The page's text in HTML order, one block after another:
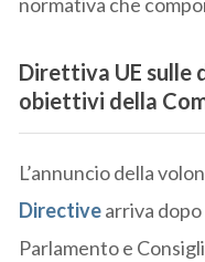
Direttiva UE sulle
obiettivi della
L’annuncio della
Directivearriva
Parlamento e